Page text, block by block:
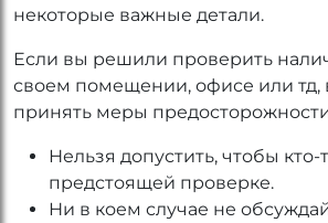
некоторые важные детали.
Если вы решили проверить
своем помещении, офисе или тд,
принять меры
Нельзя допустить, чтобы кто-
предстоящей проверке.
Ни в коем случае не